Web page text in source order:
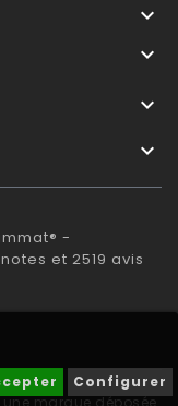
Configurer




-
notes et 2519 avis
marque déposée.